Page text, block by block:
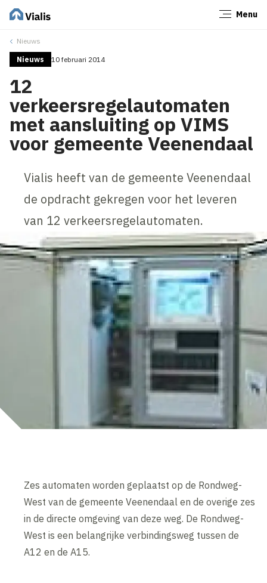
Menu
Nieuws
Nieuws 10 februari 2014
12
verkeersregelautomaten
met aansluiting op VIMS
voor gemeente Veenendaal
Vialis heeft van de gemeente Veenendaal
de opdracht gekregen voor het leveren
van 12 verkeersregelautomaten.
Zes automaten worden geplaatst op de Rondweg-
West van de gemeente Veenendaal en de overige zes
in de directe omgeving van deze weg. De Rondweg-
West is een belangrijke verbindingsweg tussen de
A12 en de A15.
Sluiten